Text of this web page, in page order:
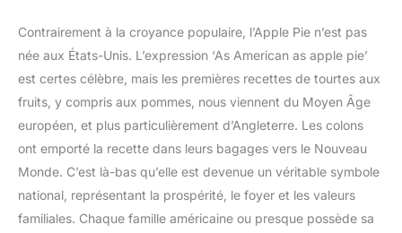
Contrairement à la croyance populaire, l’Apple Pie n’est pas
née aux États-Unis. L’expression ‘As American as apple pie’
est certes célèbre, mais les premières recettes de tourtes aux
fruits, y compris aux pommes, nous viennent du Moyen Âge
européen, et plus particulièrement d’Angleterre. Les colons
ont emporté la recette dans leurs bagages vers le Nouveau
Monde. C’est là-bas qu’elle est devenue un véritable symbole
national, représentant la prospérité, le foyer et les valeurs
familiales. Chaque famille américaine ou presque possède sa